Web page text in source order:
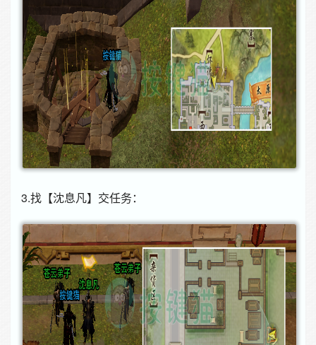
3.找【沈息凡】交任务：